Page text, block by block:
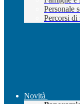
Personale
Percorsi di
Novità